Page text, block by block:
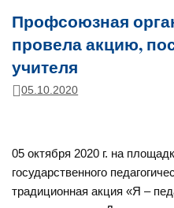
Профсоюзная
провела акцию,
учителя
05.10.2020
05 октября 2020 г. на
государственного
традиционная акция «Я –